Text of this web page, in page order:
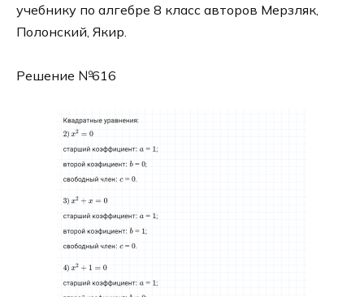
учебнику по алгебре 8 класс авторов Мерзляк,
Полонский, Якир.
Решение №616